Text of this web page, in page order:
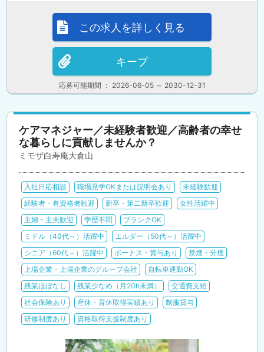
応募可能期間 ： 2026-06-05 ～ 2030-12-31
この求人を詳しく見る
キープ
ケアマネジャー／未経験者歓迎／高齢者の幸せ
な暮らしに貢献しませんか？
ミモザ白寿庵大倉山
入社日応相談 職場見学OKまたは説明会あり
未経験歓迎
経験者・有資格者歓迎
新卒・第二新卒歓迎
女性活躍中
主婦・主夫歓迎
学歴不問
ブランクOK
ミドル（40代～）活躍中
エルダー（50代～）活躍中
シニア（60代～）活躍中
ボーナス・賞与あり
禁煙・分煙
上場企業・上場企業のグループ会社
自転車通勤OK
残業ほぼなし
残業少なめ（月20h未満）
交通費支給
社会保険あり
産休・育休取得実績あり
制服貸与
研修制度あり
資格取得支援制度あり